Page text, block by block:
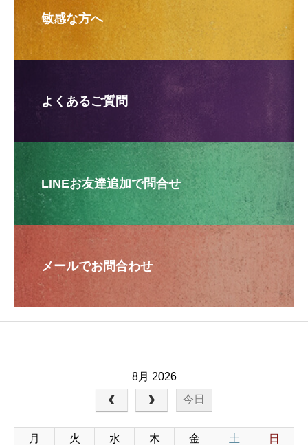
敏感な方へ
よくあるご質問
LINEお友達追加で問合せ
メールでお問合わせ
8月 2026
今日
月 火 水 木 金 土
日